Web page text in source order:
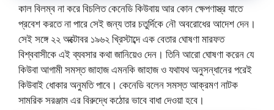
কাল বিলম্ব না করে বিচলিত কেনেডি কিউবায় আর কোন ক্ষেপণাস্ত্র যাতে
প্রবেশ করতে না পারে সেই জন্য তার চতুর্দিকে নৌ অবরোধের আদেশ দেন।
সেই সঙ্গে ২২ অক্টোবর ১৯৬২ খ্রিস্টাব্দে এক বেতার ঘোষণা মারফত
বিশ্ববাসীকে এই ব্যবসার কথা জানিয়েও দেন। তিনি আরো ঘোষণা করেন যে
কিউবা আগামী সমস্ত জাহাজ এমনকি জাহাজ ও যথাযথ অনুসন্ধানের পরেই
কিউবাই ধোকার অনুমতি পাবে। কেনেডি বলেন সমস্ত আক্রমণ নাটক
সামরিক সরঞ্জাম এর বিরুদ্ধে কঠোর ভাবে বাধা দেওয়া হবে।